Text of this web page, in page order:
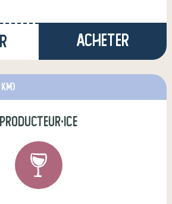
Acheter
producteur·ice